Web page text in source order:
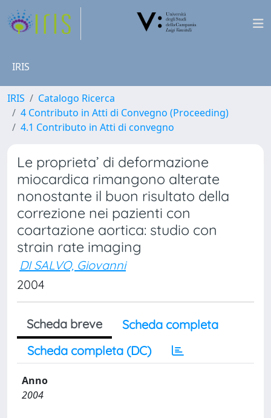
IRIS
IRIS
Catalogo Ricerca
4 Contributo in Atti di Convegno (Proceeding)
4.1 Contributo in Atti di convegno
Le proprieta’ di deformazione
miocardica rimangono alterate
nonostante il buon risultato della
correzione nei pazienti con
coartazione aortica: studio con
strain rate imaging
DI SALVO, Giovanni
2004
Scheda breve
Scheda completa
Scheda completa (DC)
Anno
2004